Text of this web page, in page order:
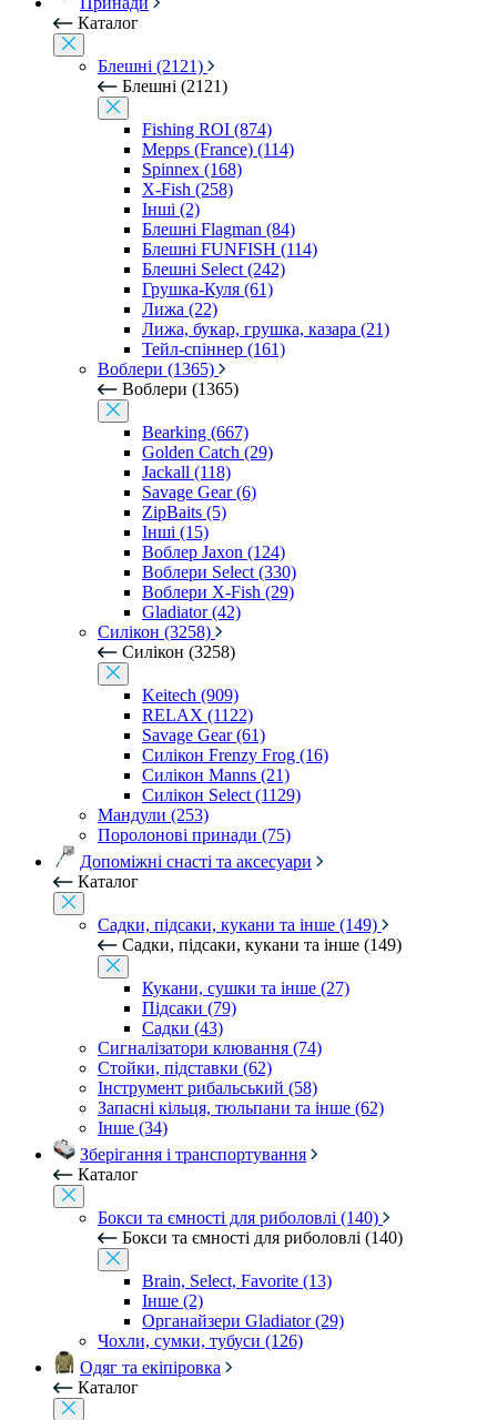
Каталог
Блешні (2121)
Блешні (2121)
Fishing ROI (874)
Mepps (France) (114)
Spinnex (168)
X-Fish (258)
Інші (2)
Блешні Flagman (84)
Блешні FUNFISH (114)
Блешні Select (242)
Грушка-Куля (61)
Лижа (22)
Лижа, букар, грушка, казара (21)
Тейл-спіннер (161)
Воблери (1365)
Воблери (1365)
Bearking (667)
Golden Catch (29)
Jackall (118)
Savage Gear (6)
ZipBaits (5)
Інші (15)
Воблер Jaxon (124)
Воблери Select (330)
Воблери X-Fish (29)
Gladiator (42)
Силікон (3258)
Силікон (3258)
Keitech (909)
RELAX (1122)
Savage Gear (61)
Силікон Frenzy Frog (16)
Силікон Manns (21)
Силікон Select (1129)
Мандули (253)
Поролонові принади (75)
Допоміжні снасті та аксесуари
Каталог
Садки, підсаки, кукани та інше (149)
Садки, підсаки, кукани та інше (149)
Кукани, сушки та інше (27)
Підсаки (79)
Садки (43)
Сигналізатори клювання (74)
Стойки, підставки (62)
Інструмент рибальський (58)
Запасні кільця, тюльпани та інше (62)
Інше (34)
Зберігання і транспортування
Каталог
Бокси та ємності для риболовлі (140)
Бокси та ємності для риболовлі (140)
Brain, Select, Favorite (13)
Інше (2)
Органайзери Gladiator (29)
Чохли, сумки, тубуси (126)
Одяг та екіпіровка
Каталог